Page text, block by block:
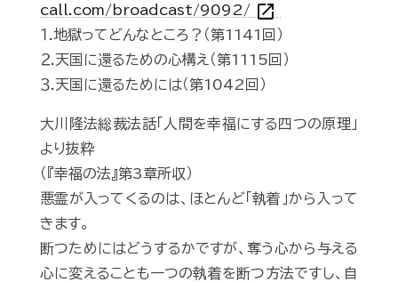
call.com/broadcast/9092/ open_in_new
１.地獄ってどんなところ？（第1141回）
２.天国に還るための心構え（第1115回）
３.天国に還るためには（第1042回）
大川隆法総裁法話「人間を幸福にする四つの原理」
より抜粋
（『幸福の法』第3章所収）
悪霊が入ってくるのは、ほとんど「執着」から入って
きます。
断つためにはどうするかですが、奪う心から与える
心に変えることも一つの執着を断つ方法ですし、自